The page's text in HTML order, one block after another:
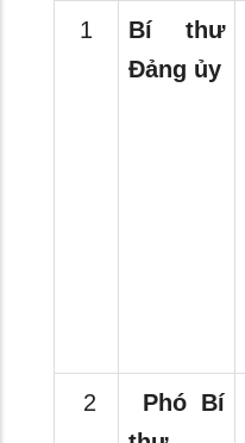
1
Bí thư
Đảng ủy
2
Phó Bí